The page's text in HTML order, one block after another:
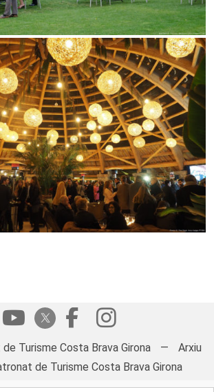
Turisme Costa Brava Girona —
Arxiu
de Turisme Costa Brava Girona